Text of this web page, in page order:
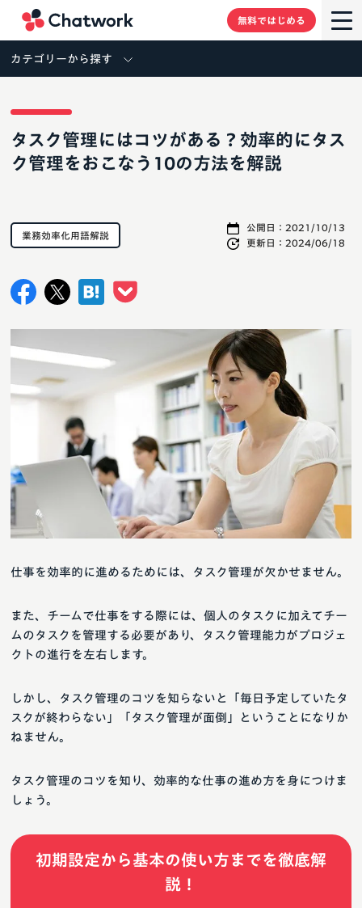
無料ではじめる
カテゴリーから探す
タスク管理にはコツがある？効率的にタス
ク管理をおこなう10の方法を解説
公開日： 2021/10/13
更新日： 2024/06/18
業務効率化用語解説
タスク管理のコツを知り、効率的な仕事の進め方を身につけま
しょう。
しかし、タスク管理のコツを知らないと「毎日予定していたタ
スクが終わらない」「タスク管理が面倒」ということになりか
ねません。
また、チームで仕事をする際には、個人のタスクに加えてチー
ムのタスクを管理する必要があり、タスク管理能力がプロジェ
クトの進行を左右します。
仕事を効率的に進めるためには、タスク管理が欠かせません。
初期設定から基本の使い方までを徹底解
説！